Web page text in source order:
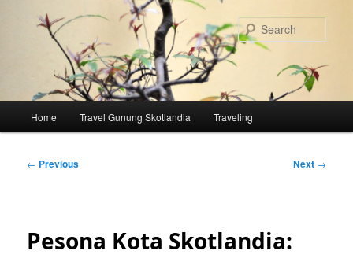
Home Travel Gunung Skotlandia Traveling
Post
← Previous Next →
Pesona Kota Skotlandia: